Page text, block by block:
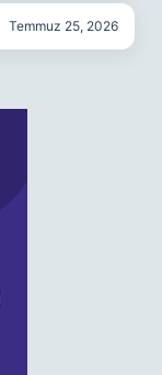
Temmuz 25, 2026